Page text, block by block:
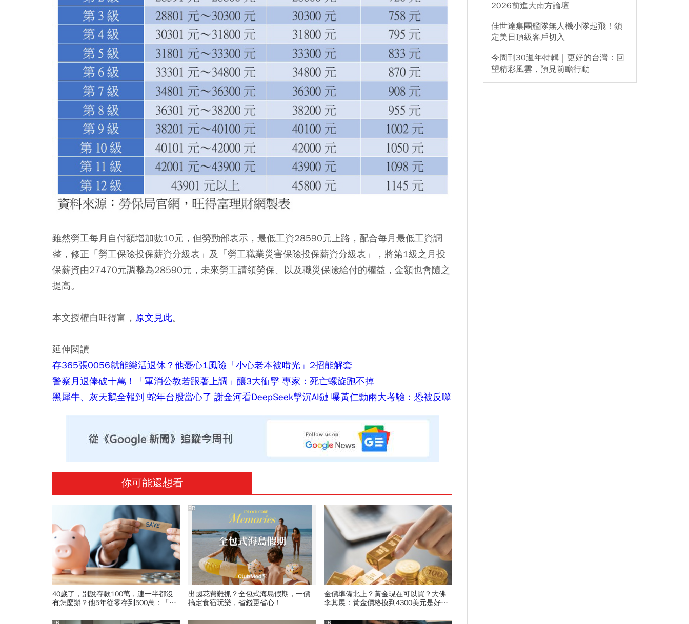
雖然勞工每月自付額增加數10元，但勞動部表示，最低工資28590元上路，配合每月最低工資調
整，修正「勞工保險投保薪資分級表」及「勞工職業災害保險投保薪資分級表」，將第1級之月投
保薪資由27470元調整為28590元，未來勞工請領勞保、以及職災保險給付的權益，金額也會隨之
提高。
本文授權自旺得富， 原文見此。
延伸閱讀
存365張0056就能樂活退休？他憂心1風險「小心老本被啃光」2招能解套
警察月退俸破十萬！「軍消公教若跟著上調」釀3大衝擊 專家：死亡螺旋跑不掉
黑犀牛、灰天鵝全報到 蛇年台股當心了 謝金河看DeepSeek擊沉AI鏈 曝黃仁勳兩大考驗：恐被反噬
你可能還想看
40歲了，別說存款100萬，連一半都沒
有怎麼辦？他5年從零存到500萬：「無
出國花費難抓？全包式海島假期，一價
搞定食宿玩樂，省錢更省心！
PR
金價準備北上？黃金現在可以買？大佛
李其展：黃金價格摸到4300美元是好
PR PR
2026前進大南方論壇
佳世達集團艦隊無人機小隊起飛！鎖
定美日頂級客戶切入
今周刊30週年特輯｜更好的台灣：回
望精彩風雲，預見前瞻行動